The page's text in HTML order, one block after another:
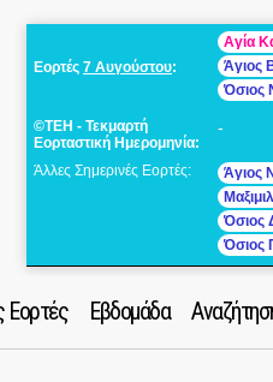
Εορτές 7 Αυγούστου:
Αγία
Άγιος
Όσιος
©ΤΕΗ - Τεκμαρτή
Εορταστική Ημερομηνία:
-
Άλλες Σημερινές Εορτές: Άγιος
Όσιος
Όσιος
Εορτές Εβδομάδα